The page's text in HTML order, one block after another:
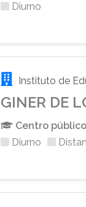
Diurno
Instituto de
GINER DE
Centro público
Diurno